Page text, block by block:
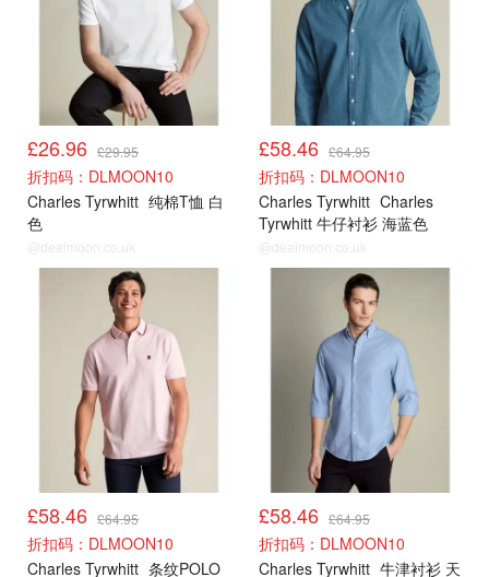
£26.96 £29.95
折扣码：DLMOON10
Charles Tyrwhitt 纯棉T恤 白
色
@dealmoon.co.uk
£58.46 £64.95
折扣码：DLMOON10
Charles Tyrwhitt Charles
Tyrwhitt 牛仔衬衫 海蓝色
@dealmoon.co.uk
£58.46 £64.95
折扣码：DLMOON10
Charles Tyrwhitt 条纹POLO
£58.46 £64.95
折扣码：DLMOON10
Charles Tyrwhitt 牛津衬衫 天